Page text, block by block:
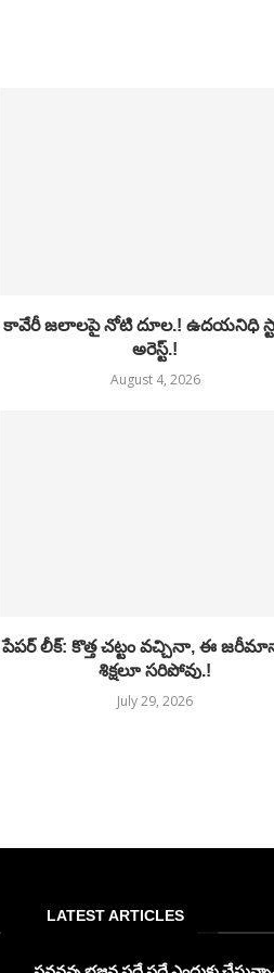
కావేరీ జలాలపై నోటి దూల.! ఉదయనిధి
అరెస్ట్.!
August 4, 2026
పేపర్ లీక్: కొత్త చట్టం వచ్చినా, ఈ
శిక్షలూ సరిపోవు.!
July 29, 2026
LATEST ARTICLES